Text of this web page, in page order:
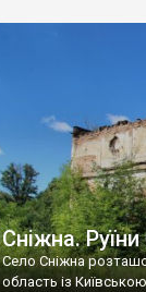
старовинний
збереглися,
мовою. За всіма
український.
роках Болган […]
Сніжна.
Село Сніжна
область із